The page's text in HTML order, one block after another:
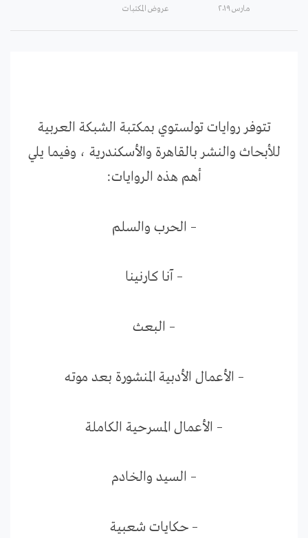
مارس ۲۰۱۹
عروض المكتبات
تتوفر روايات تولستوي بمكتبة الشبكة العربية
للأبحاث والنشر بالقاهرة والأسكندرية ، وفيما يلي
أهم هذه الروايات:
– الحرب والسلم
– آنا كارنينا
– البعث
– الأعمال الأدبية المنشورة بعد موته
– الأعمال المسرحية الكاملة
– السيد والخادم
– حكايات شعبية